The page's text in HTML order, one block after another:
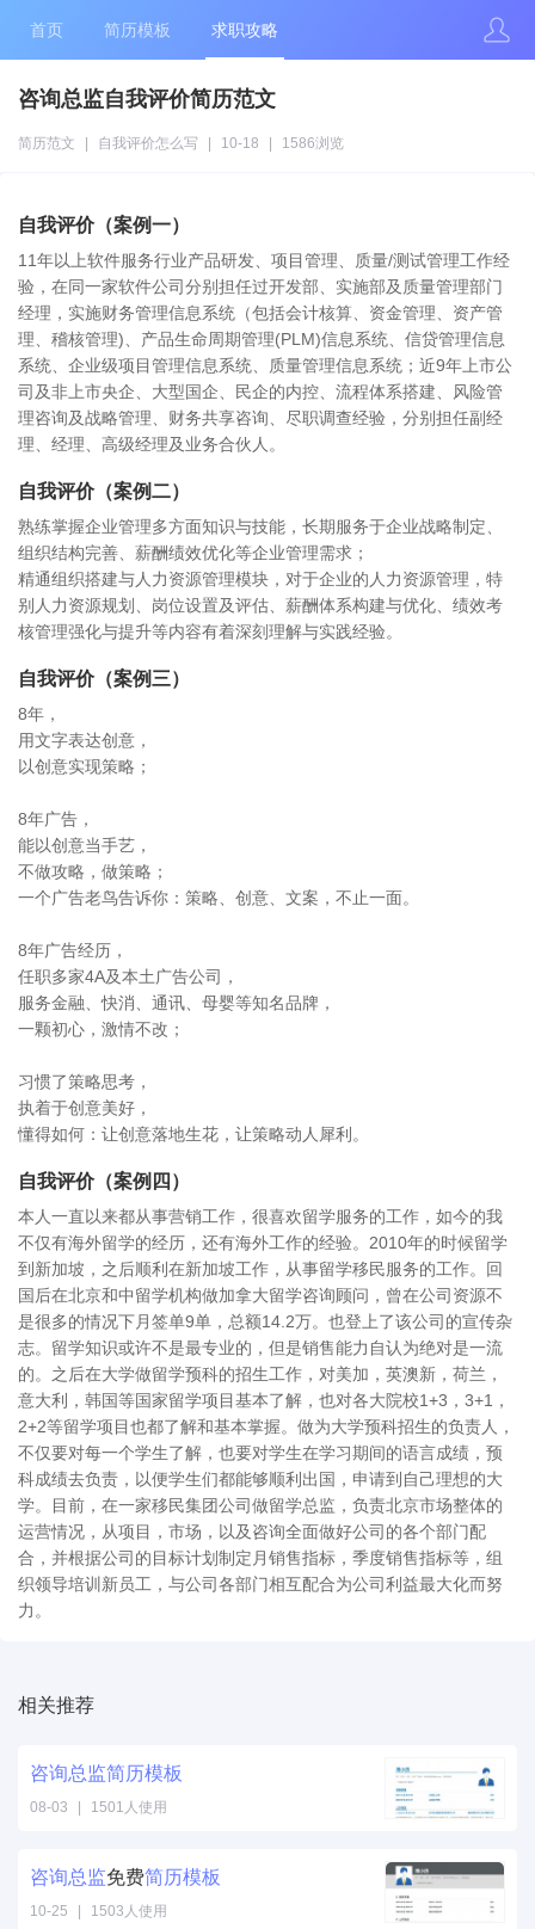
首页 简历模板 求职攻略
咨询总监自我评价简历范文
简历范文 自我评价怎么写 10-18 1586浏览
自我评价（案例一）
11年以上软件服务行业产品研发、项目管理、质量/测试管理工作经
验，在同一家软件公司分别担任过开发部、实施部及质量管理部门
经理，实施财务管理信息系统（包括会计核算、资金管理、资产管
理、稽核管理)、产品生命周期管理(PLM)信息系统、信贷管理信息
系统、企业级项目管理信息系统、质量管理信息系统；近9年上市公
司及非上市央企、大型国企、民企的内控、流程体系搭建、风险管
理咨询及战略管理、财务共享咨询、尽职调查经验，分别担任副经
理、经理、高级经理及业务合伙人。
自我评价（案例二）
熟练掌握企业管理多方面知识与技能，长期服务于企业战略制定、
组织结构完善、薪酬绩效优化等企业管理需求；
精通组织搭建与人力资源管理模块，对于企业的人力资源管理，特
别人力资源规划、岗位设置及评估、薪酬体系构建与优化、绩效考
核管理强化与提升等内容有着深刻理解与实践经验。
自我评价（案例三）
8年，
用文字表达创意，
以创意实现策略；
8年广告，
能以创意当手艺，
不做攻略，做策略；
一个广告老鸟告诉你：策略、创意、文案，不止一面。
8年广告经历，
任职多家4A及本土广告公司，
服务金融、快消、通讯、母婴等知名品牌，
一颗初心，激情不改；
习惯了策略思考，
执着于创意美好，
懂得如何：让创意落地生花，让策略动人犀利。
自我评价（案例四）
本人一直以来都从事营销工作，很喜欢留学服务的工作，如今的我
不仅有海外留学的经历，还有海外工作的经验。2010年的时候留学
到新加坡，之后顺利在新加坡工作，从事留学移民服务的工作。回
国后在北京和中留学机构做加拿大留学咨询顾问，曾在公司资源不
是很多的情况下月签单9单，总额14.2万。也登上了该公司的宣传杂
志。留学知识或许不是最专业的，但是销售能力自认为绝对是一流
的。之后在大学做留学预科的招生工作，对美加，英澳新，荷兰，
意大利，韩国等国家留学项目基本了解，也对各大院校1+3，3+1，
2+2等留学项目也都了解和基本掌握。做为大学预科招生的负责人，
不仅要对每一个学生了解，也要对学生在学习期间的语言成绩，预
科成绩去负责，以便学生们都能够顺利出国，申请到自己理想的大
学。目前，在一家移民集团公司做留学总监，负责北京市场整体的
运营情况，从项目，市场，以及咨询全面做好公司的各个部门配
合，并根据公司的目标计划制定月销售指标，季度销售指标等，组
织领导培训新员工，与公司各部门相互配合为公司利益最大化而努
力。
相关推荐
咨询总监简历模板
08-03 1501人使用
咨询总监免费简历模板
10-25 1503人使用